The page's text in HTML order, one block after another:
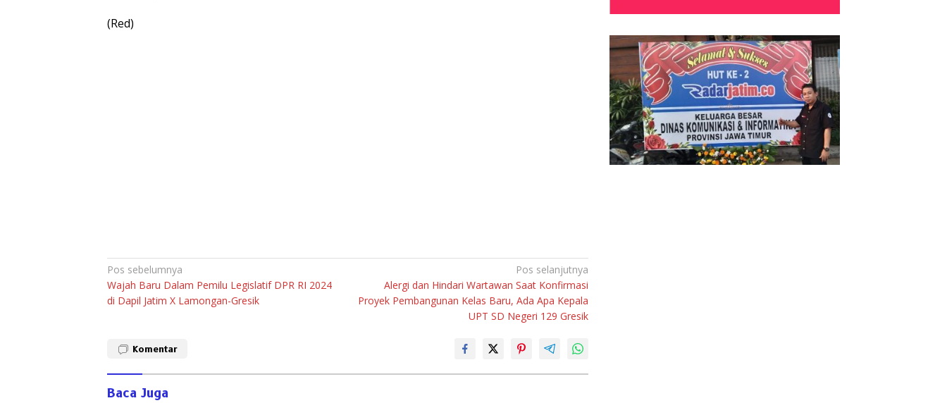
(Red)
Navigasi
pos
Pos sebelumnya
Wajah Baru Dalam Pemilu Legislatif DPR RI 2024
di Dapil Jatim X Lamongan-Gresik
Pos selanjutnya
Alergi dan Hindari Wartawan Saat Konfirmasi
Proyek Pembangunan Kelas Baru, Ada Apa Kepala
UPT SD Negeri 129 Gresik
Komentar
Baca Juga